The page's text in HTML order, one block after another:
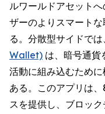
ルワールドアセット
ザーのよりスマート
る。分散型サイドでは
Wallet) は、暗号通貨
活動に組み込むため
ある。このアプリは
スを提供し、ブロッ